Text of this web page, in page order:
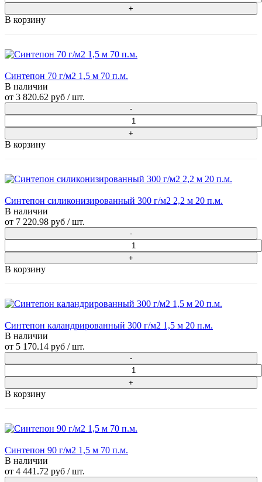
В корзину
Синтепон 70 г/м2 1,5 м 70 п.м.
В наличии
от 3 820.62 руб / шт.
В корзину
Синтепон силиконизированный 300 г/м2 2,2 м 20 п.м.
В наличии
от 7 220.98 руб / шт.
В корзину
Синтепон каландрированный 300 г/м2 1,5 м 20 п.м.
В наличии
от 5 170.14 руб / шт.
В корзину
Синтепон 90 г/м2 1,5 м 70 п.м.
В наличии
от 4 441.72 руб / шт.